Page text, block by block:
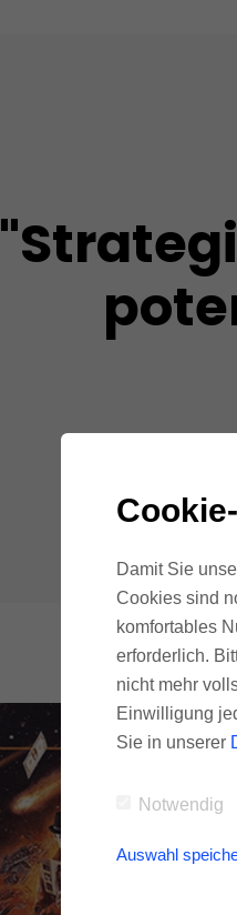
Damit Sie
Cookies sind
komfortables
erforderlich.
nicht mehr
Einwilligung
Sie in unserer
Notwendig
Auswahl